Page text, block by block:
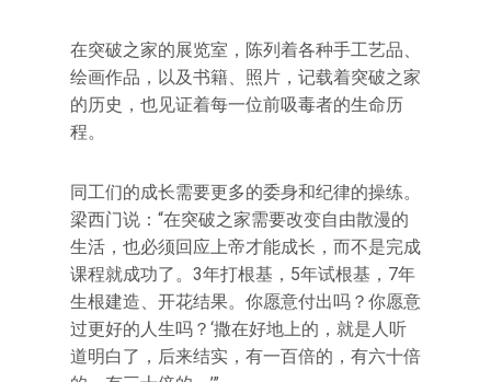
在突破之家的展览室，陈列着各种手工艺品、
绘画作品，以及书籍、照片，记载着突破之家
的历史，也见证着每一位前吸毒者的生命历
程。
同工们的成长需要更多的委身和纪律的操练。
梁西门说：“在突破之家需要改变自由散漫的
生活，也必须回应上帝才能成长，而不是完成
课程就成功了。3年打根基，5年试根基，7年
生根建造、开花结果。你愿意付出吗？你愿意
过更好的人生吗？‘撒在好地上的，就是人听
道明白了，后来结实，有一百倍的，有六十倍